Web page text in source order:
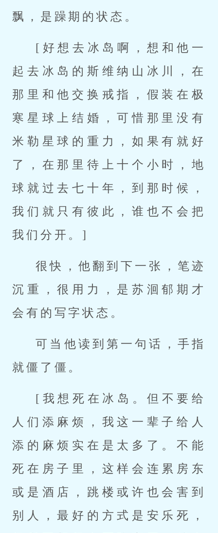
飘，是躁期的状态。
[好想去冰岛啊，想和他一
起去冰岛的斯维纳山冰川，在
那里和他交换戒指，假装在极
寒星球上结婚，可惜那里没有
米勒星球的重力，如果有就好
了，在那里待上十个小时，地
球就过去七十年，到那时候，
我们就只有彼此，谁也不会把
我们分开。]
很快，他翻到下一张，笔迹
沉重，很用力，是苏洄郁期才
会有的写字状态。
可当他读到第一句话，手指
就僵了僵。
[我想死在冰岛。但不要给
人们添麻烦，我这一辈子给人
添的麻烦实在是太多了。不能
死在房子里，这样会连累房东
或是酒店，跳楼或许也会害到
别人，最好的方式是安乐死，